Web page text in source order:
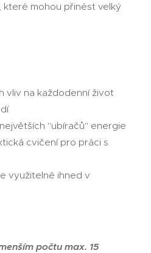
které mohou přinést velký
vliv na každodenní život
"ubíračů" energie
cvičení pro práci s
využitelné ihned v
počtu max. 15